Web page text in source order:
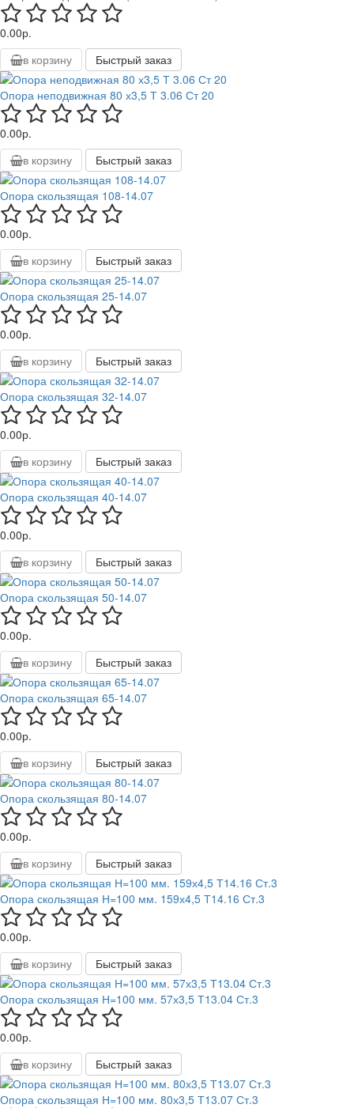
0.00р.
в корзину
Быстрый заказ
Опора неподвижная 80 х3,5 Т 3.06 Ст 20
0.00р.
в корзину
Быстрый заказ
Опора скользящая 108-14.07
0.00р.
в корзину
Быстрый заказ
Опора скользящая 25-14.07
0.00р.
в корзину
Быстрый заказ
Опора скользящая 32-14.07
0.00р.
в корзину
Быстрый заказ
Опора скользящая 40-14.07
0.00р.
в корзину
Быстрый заказ
Опора скользящая 50-14.07
0.00р.
в корзину
Быстрый заказ
Опора скользящая 65-14.07
0.00р.
в корзину
Быстрый заказ
Опора скользящая 80-14.07
0.00р.
в корзину
Быстрый заказ
Опора скользящая Н=100 мм. 159х4,5 Т14.16 Ст.3
0.00р.
в корзину
Быстрый заказ
Опора скользящая Н=100 мм. 57х3,5 Т13.04 Ст.3
0.00р.
в корзину
Быстрый заказ
Опора скользящая Н=100 мм. 80х3,5 Т13.07 Ст.3